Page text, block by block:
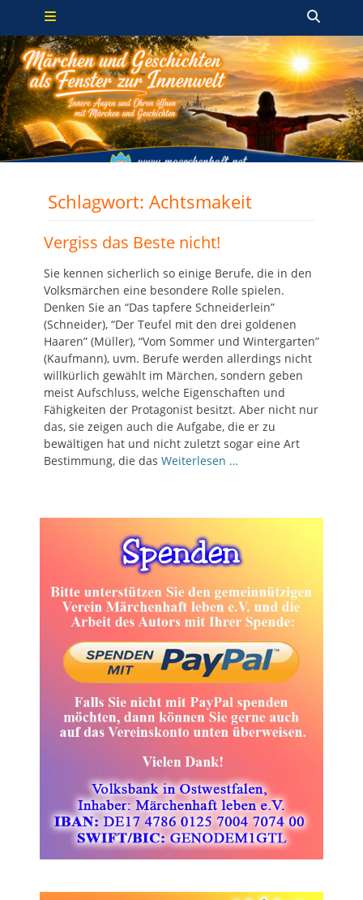
Zum
springen
Primäres Menü
Schlagwort: Achtsmakeit
Vergiss das Beste nicht!
Sie kennen sicherlich so einige Berufe, die in den
Volksmärchen eine besondere Rolle spielen.
Denken Sie an “Das tapfere Schneiderlein”
(Schneider), “Der Teufel mit den drei goldenen
Haaren” (Müller), “Vom Sommer und Wintergarten”
(Kaufmann), uvm. Berufe werden allerdings nicht
willkürlich gewählt im Märchen, sondern geben
meist Aufschluss, welche Eigenschaften und
Fähigkeiten der Protagonist besitzt. Aber nicht nur
das, sie zeigen auch die Aufgabe, die er zu
bewältigen hat und nicht zuletzt sogar eine Art
Bestimmung, die das Weiterlesen …